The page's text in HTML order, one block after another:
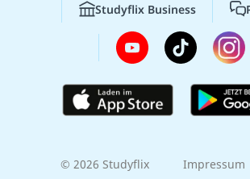
Studyflix Business
© 2026 Studyflix Impressum